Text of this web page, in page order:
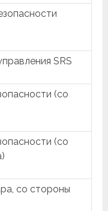
SRS
(со
(со
со стороны